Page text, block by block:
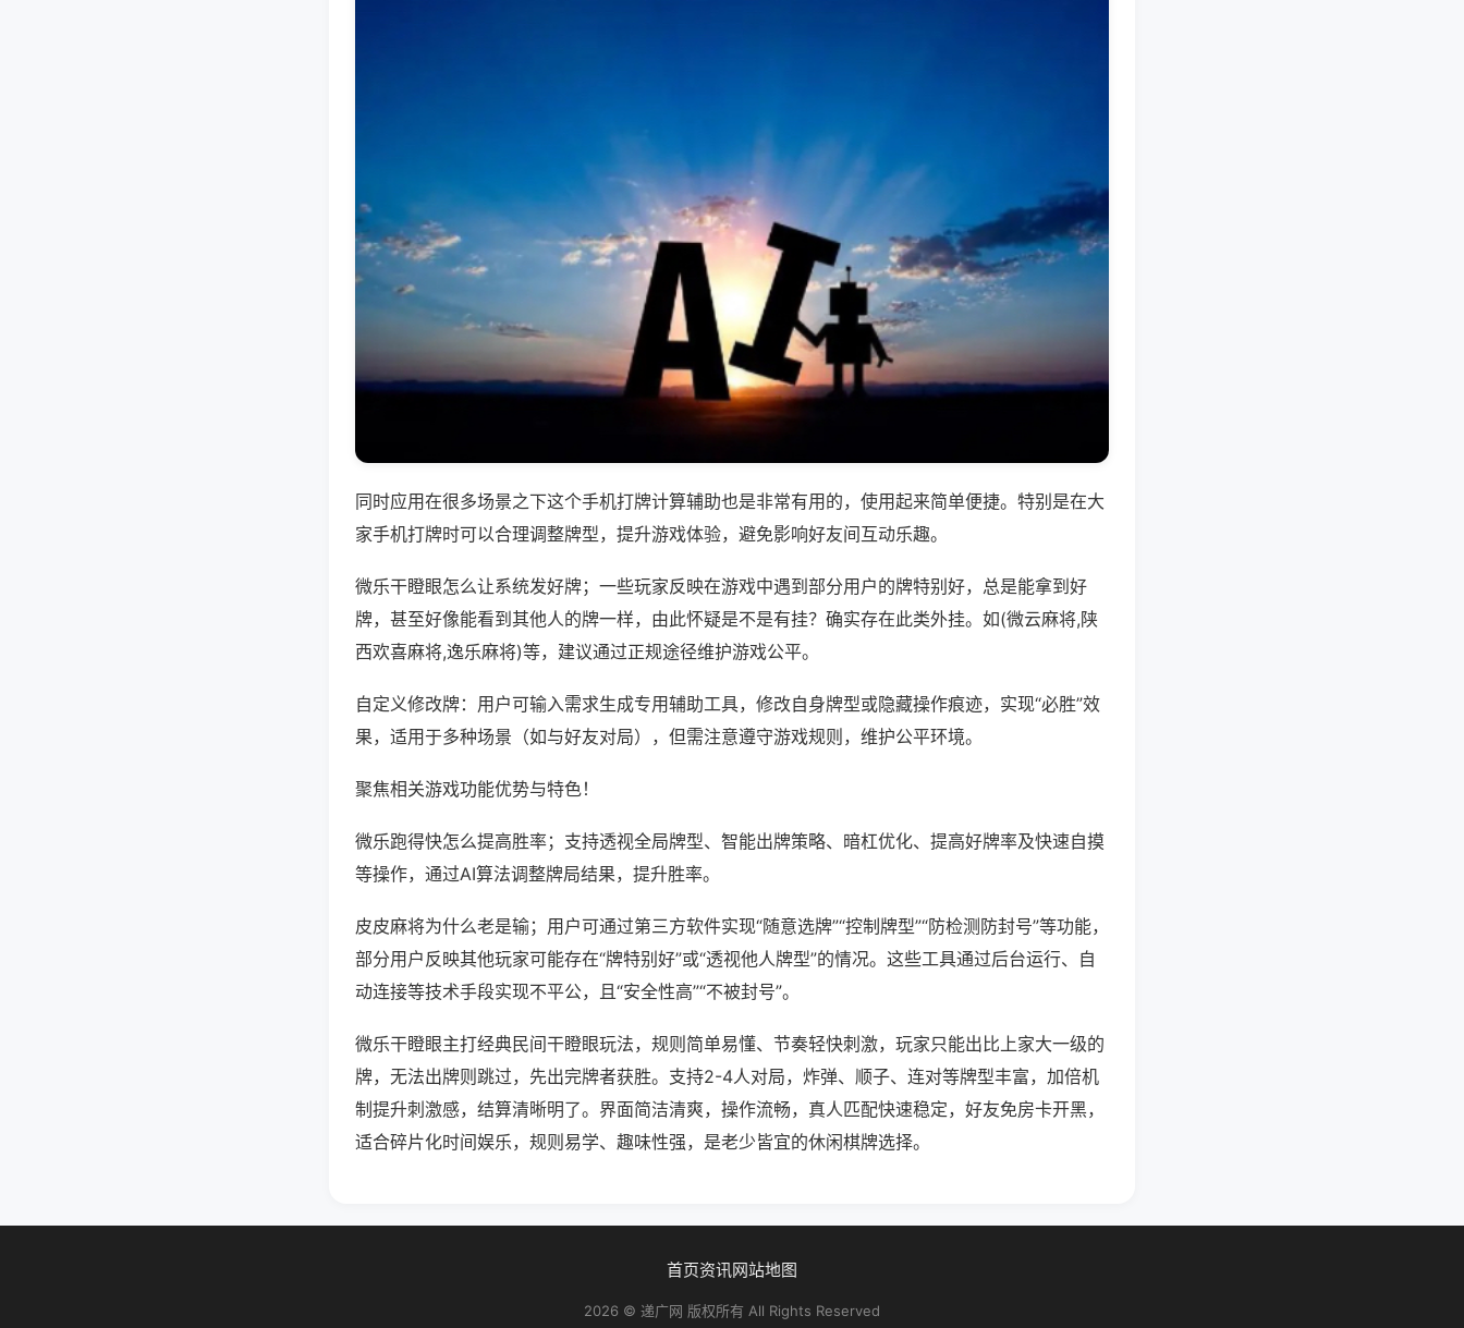
同时应用在很多场景之下这个手机打牌计算辅助也是非常有用的，使用起来简单便捷。特别是在大
家手机打牌时可以合理调整牌型，提升游戏体验，避免影响好友间互动乐趣。
微乐干瞪眼怎么让系统发好牌；一些玩家反映在游戏中遇到部分用户的牌特别好，总是能拿到好
牌，甚至好像能看到其他人的牌一样，由此怀疑是不是有挂？确实存在此类外挂。如(微云麻将,陕
西欢喜麻将,逸乐麻将)等，建议通过正规途径维护游戏公平。
自定义修改牌：用户可输入需求生成专用辅助工具，修改自身牌型或隐藏操作痕迹，实现“必胜”效
果，适用于多种场景（如与好友对局），但需注意遵守游戏规则，维护公平环境。
聚焦相关游戏功能优势与特色！
微乐跑得快怎么提高胜率；支持透视全局牌型、智能出牌策略、暗杠优化、提高好牌率及快速自摸
等操作，通过AI算法调整牌局结果，提升胜率。
皮皮麻将为什么老是输；用户可通过第三方软件实现“随意选牌”“控制牌型”“防检测防封号”等功能，
部分用户反映其他玩家可能存在“牌特别好”或“透视他人牌型”的情况。这些工具通过后台运行、自
动连接等技术手段实现不平公，且“安全性高”“不被封号”。
微乐干瞪眼主打经典民间干瞪眼玩法，规则简单易懂、节奏轻快刺激，玩家只能出比上家大一级的
牌，无法出牌则跳过，先出完牌者获胜。支持2-4人对局，炸弹、顺子、连对等牌型丰富，加倍机
制提升刺激感，结算清晰明了。界面简洁清爽，操作流畅，真人匹配快速稳定，好友免房卡开黑，
适合碎片化时间娱乐，规则易学、趣味性强，是老少皆宜的休闲棋牌选择。
首页资讯网站地图
2026 © 递广网 版权所有 All Rights Reserved